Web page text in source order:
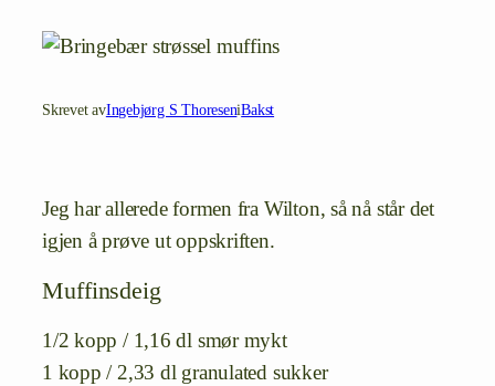
Skrevet avIngebjørg S ThoreseniBakst
Jeg har allerede formen fra Wilton, så nå står det
igjen å prøve ut oppskriften.
Muffinsdeig
1/2 kopp / 1,16 dl smør mykt
1 kopp / 2,33 dl granulated sukker